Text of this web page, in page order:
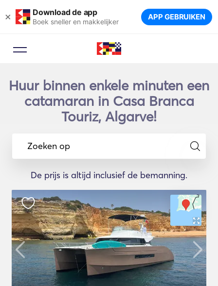
× Download de app
Boek sneller en makkelijker APP GEBRUIKEN
Huur binnen enkele minuten een
catamaran in Casa Branca
Touriz, Algarve!
Zoeken op
De prijs is altijd inclusief de bemanning.